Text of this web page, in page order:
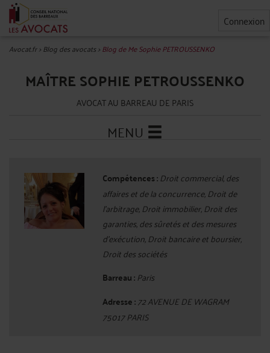
Connexion
Avocat.fr>Blog des avocats>Blog de Me Sophie PETROUSSENKO
MAÎTRE SOPHIE PETROUSSENKO
AVOCAT AU BARREAU DE PARIS
MENU
Compétences : Droit commercial, des
affaires et de la concurrence, Droit de
l'arbitrage, Droit immobilier, Droit des
garanties, des sûretés et des mesures
d'exécution, Droit bancaire et boursier,
Droit des sociétés
Barreau : Paris
Adresse :72 AVENUE DE WAGRAM
75017 PARIS